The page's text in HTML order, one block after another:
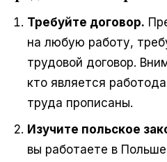
Требуйте договор.
на любую работу,
трудовой договор.
кто является
труда прописаны.
Изучите польское
вы работаете в